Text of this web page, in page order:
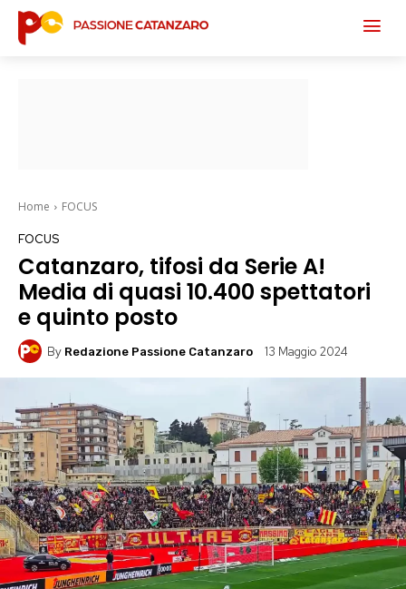
Home FOCUS
FOCUS
Catanzaro, tifosi da Serie A!
Media di quasi 10.400 spettatori
e quinto posto
By Redazione Passione Catanzaro 13 Maggio 2024